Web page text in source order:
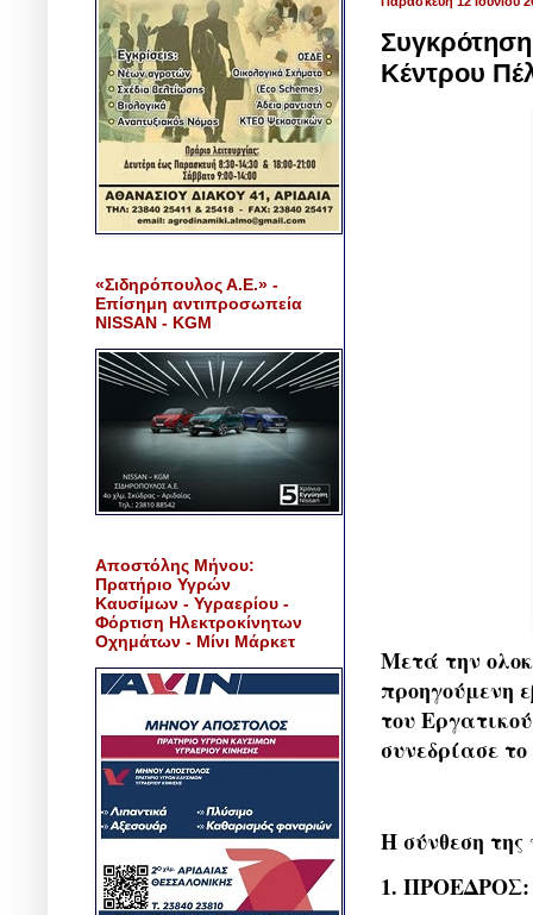
Κέντρου
Μετά την
προηγούμενη
του
συνεδρίασε
Η σύνθεση της
1.
«Σιδηρόπουλος Α.Ε.» -
Επίσημη αντιπροσωπεία
NISSAN - KGM
Αποστόλης Μήνου:
Πρατήριο Υγρών
Καυσίμων - Υγραερίου -
Φόρτιση Ηλεκτροκίνητων
Οχημάτων - Μίνι Μάρκετ